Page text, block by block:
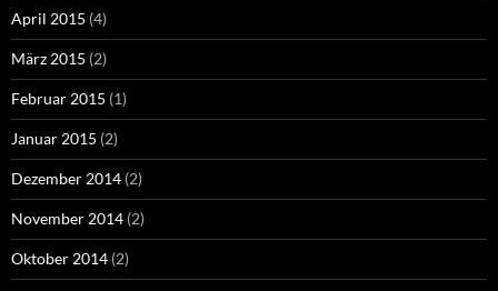
April 2015 (4)
März 2015 (2)
Februar 2015 (1)
Januar 2015 (2)
Dezember 2014 (2)
November 2014 (2)
Oktober 2014 (2)